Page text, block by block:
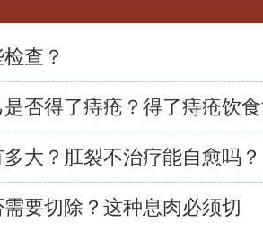
查？
否得了痔疮？得了痔疮饮
大？肛裂不治疗能自愈吗？
要切除？这种息肉必须切